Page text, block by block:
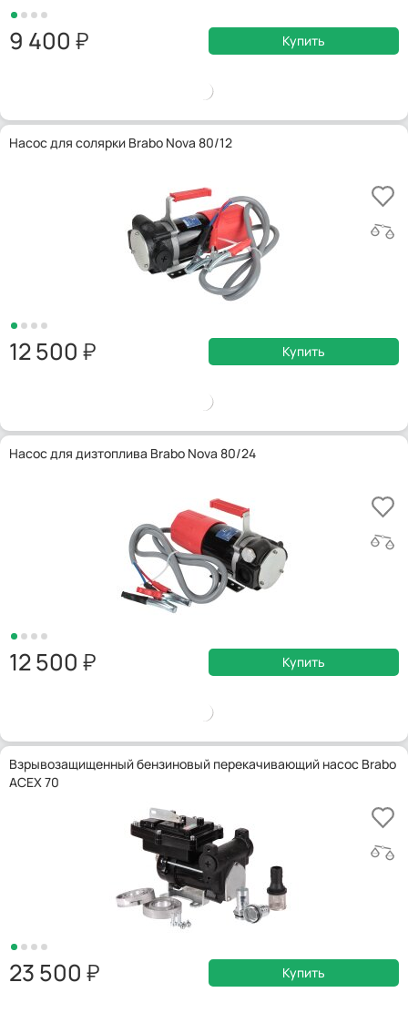
9 400 Купить
Насос для солярки Brabo Nova 80/12
12 500 Купить
Насос для дизтоплива Brabo Nova 80/24
12 500 Купить
Взрывозащищенный бензиновый перекачивающий насос Brabo
ACEX 70
23 500 Купить